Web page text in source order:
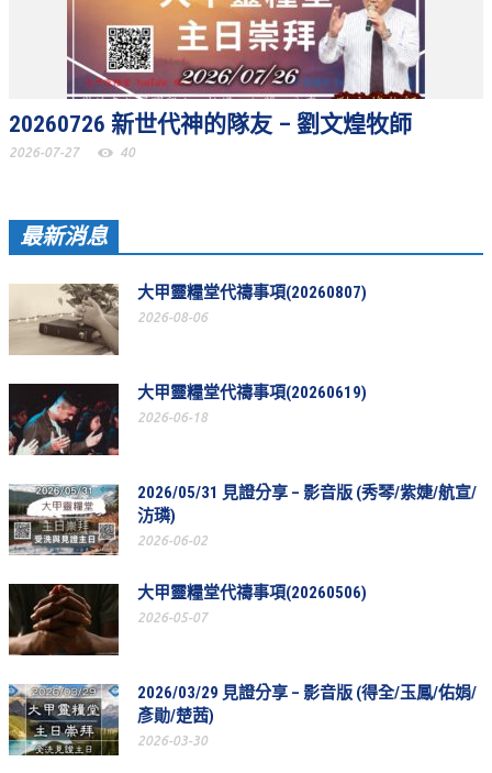
教會節慶_2019年
教會節慶_2018年
教會節慶_2017年
教會節慶_2014年
活動影音
活動影音_2026年
活動影音_2025年
活動影音_2024年
活動影音_2022年
活動影音_2021年
活動影音_2020年
活動影音_2019年
活動影音_2017年
活動影音_2016年
20260726 新世代神的隊友 – 劉文煌牧師
2026-07-27 40
最新消息
大甲靈糧堂代禱事項(20260807)
2026-08-06
大甲靈糧堂代禱事項(20260619)
2026-06-18
2026/05/31 見證分享 – 影音版 (秀琴/紫婕/航宣/
汸璘)
2026-06-02
大甲靈糧堂代禱事項(20260506)
2026-05-07
2026/03/29 見證分享 – 影音版 (得全/玉鳳/佑娟/
彥勛/楚茜)
2026-03-30